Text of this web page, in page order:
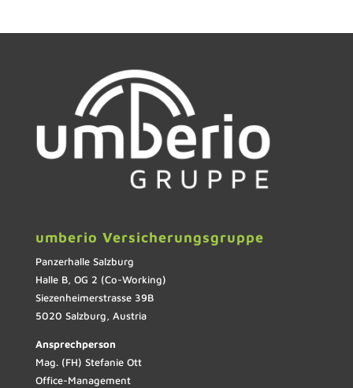
umberio Versicherungsgruppe
Panzerhalle Salzburg
Halle B, OG 2 (Co-Working)
Siezenheimerstrasse 39B
5020 Salzburg, Austria
Ansprechperson
Mag. (FH) Stefanie Ott
Office-Management